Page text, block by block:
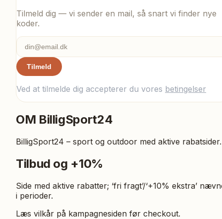
Tilmeld dig — vi sender en mail, så snart vi finder nye
koder.
Tilmeld
Ved at tilmelde dig accepterer du vores betingelser
OM BilligSport24
BilligSport24 – sport og outdoor med aktive rabatsider.
Tilbud og +10%
Side med aktive rabatter; ‘fri fragt’/‘+10% ekstra’
i perioder.
Læs vilkår på kampagnesiden før checkout.